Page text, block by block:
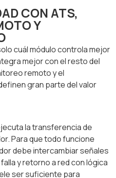
CON ATS,
Y
cuál módulo controla mejor
mejor con el resto del
remoto y el
gran parte del valor
la transferencia de
Para que todo funcione
debe intercambiar señales
y retorno a red con lógica
ser suficiente para